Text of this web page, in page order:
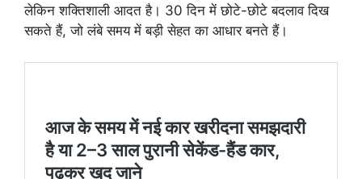
लेकिन शक्तिशाली आदत है। 30 दिन में छोटे-छोटे बदलाव दिख
सकते हैं, जो लंबे समय में बड़ी सेहत का आधार बनते हैं।